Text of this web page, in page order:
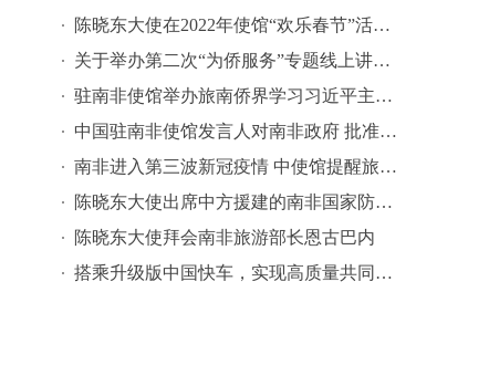
陈晓东大使在2022年使馆“欢乐春节”活动上的致辞
关于举办第二次“为侨服务”专题线上讲座的通知
驻南非使馆举办旅南侨界学习习近平主席纪念辛亥革命110周年重要讲话精神座谈会
中国驻南非使馆发言人对南非政府 批准中国科兴疫苗的声明
南非进入第三波新冠疫情 中使馆提醒旅南中国公民保持高度警惕
陈晓东大使出席中方援建的南非国家防务学院电子阅览室启用仪式
陈晓东大使拜会南非旅游部长恩古巴内
搭乘升级版中国快车，实现高质量共同发展